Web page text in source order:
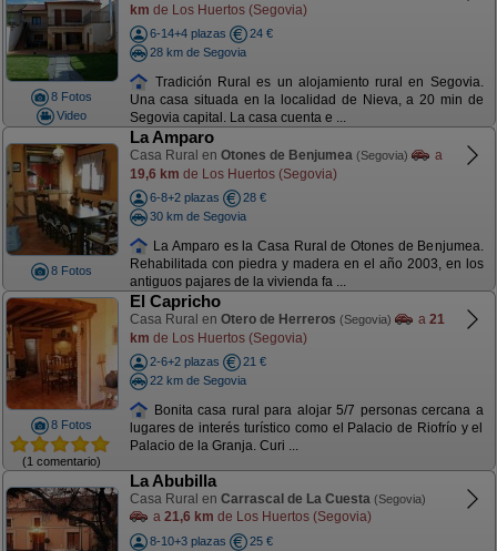
8 Fotos
Video
km de Los Huertos (Segovia)
6-14+4 plazas
24 €
28 km de Segovia
Tradición Rural es un alojamiento rural en Segovia.
Una casa situada en la localidad de Nieva, a 20 min de
Segovia capital. La casa cuenta e ...
8 Fotos
La Amparo
Casa Rural en Otones de Benjumea (Segovia)
a
19,6 km de Los Huertos (Segovia)
6-8+2 plazas
28 €
30 km de Segovia
La Amparo es la Casa Rural de Otones de Benjumea.
Rehabilitada con piedra y madera en el año 2003, en los
antiguos pajares de la vivienda fa ...
8 Fotos
(1 comentario)
El Capricho
Casa Rural en Otero de Herreros (Segovia) a 21
km de Los Huertos (Segovia)
2-6+2 plazas
21 €
22 km de Segovia
Bonita casa rural para alojar 5/7 personas cercana a
lugares de interés turístico como el Palacio de Riofrío y el
Palacio de la Granja. Curi ...
La Abubilla
Casa Rural en Carrascal de La Cuesta (Segovia)
a 21,6 km de Los Huertos (Segovia)
8-10+3 plazas
25 €